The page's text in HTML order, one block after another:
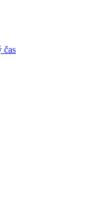
čas